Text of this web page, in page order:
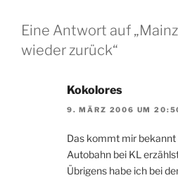
Eine Antwort auf
wieder zurück“
Kokolores
9. MÄRZ 2006 UM
Das kommt mir bekannt
Autobahn bei KL
Übrigens habe ich bei